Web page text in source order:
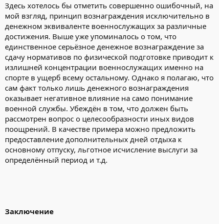
Здесь хотелось бы отметить совершенно ошибочный, на
мой взгляд, принцип вознаграждения исключительно в
денежном эквиваленте военнослужащих за различные
достижения. Выше уже упоминалось о том, что
единственное серьёзное денежное вознаграждение за
сдачу нормативов по физической подготовке приводит к
излишней концентрации военнослужащих именно на
спорте в ущерб всему остальному. Однако я полагаю, что
сам факт только лишь денежного вознаграждения
оказывает негативное влияние на само понимание
военной службы. Убеждён в том, что должен быть
рассмотрен вопрос о целесообразности иных видов
поощрений. В качестве примера можно предложить
предоставление дополнительных дней отдыха к
основному отпуску, льготное исчисление выслуги за
определённый период и т.д.
Заключение